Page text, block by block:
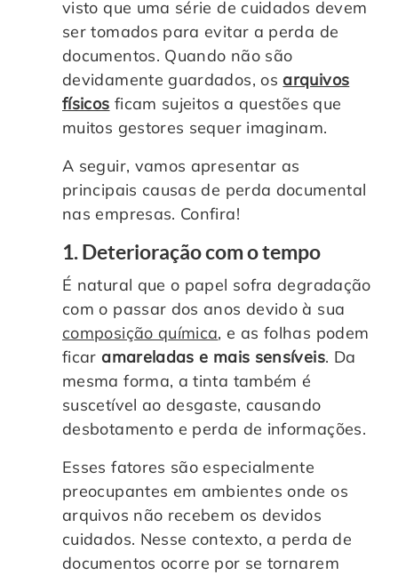
visto que uma série de cuidados devem
ser tomados para evitar a perda de
documentos. Quando não são
devidamente guardados, os arquivos
físicos ficam sujeitos a questões que
muitos gestores sequer imaginam.
A seguir, vamos apresentar as
principais causas de perda documental
nas empresas. Confira!
1. Deterioração com o tempo
É natural que o papel sofra degradação
com o passar dos anos devido à sua
composição química, e as folhas podem
ficar amareladas e mais sensíveis. Da
mesma forma, a tinta também é
suscetível ao desgaste, causando
desbotamento e perda de informações.
Esses fatores são especialmente
preocupantes em ambientes onde os
arquivos não recebem os devidos
cuidados. Nesse contexto, a perda de
documentos ocorre por se tornarem